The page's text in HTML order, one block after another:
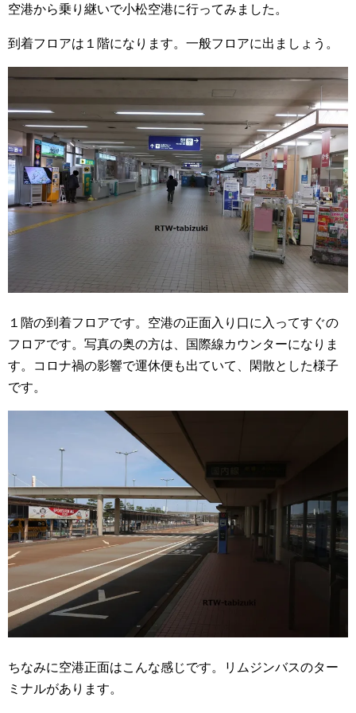
空港から乗り継いで小松空港に行ってみました。
到着フロアは１階になります。一般フロアに出ましょう。
１階の到着フロアです。空港の正面入り口に入ってすぐの
フロアです。写真の奥の方は、国際線カウンターになりま
す。コロナ禍の影響で運休便も出ていて、閑散とした様子
です。
ちなみに空港正面はこんな感じです。リムジンバスのター
ミナルがあります。